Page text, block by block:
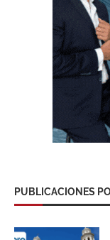
PUBLICACIONES